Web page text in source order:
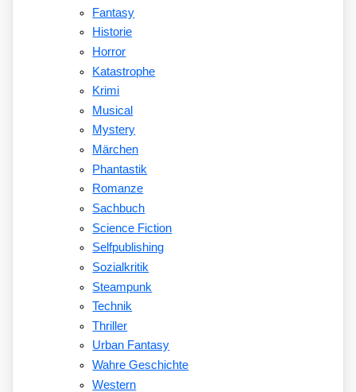
Fantasy
Historie
Horror
Katastrophe
Krimi
Musical
Mystery
Märchen
Phantastik
Romanze
Sachbuch
Science Fiction
Selfpublishing
Sozialkritik
Steampunk
Technik
Thriller
Urban Fantasy
Wahre Geschichte
Western